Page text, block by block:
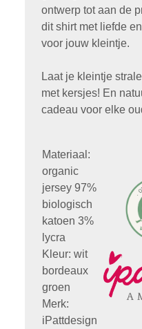
ontwerp tot aan de
dit shirt met liefde
voor jouw kleintje.
Laat je kleintje
met kersjes! En
cadeau voor elke
Materiaal:
organic
jersey 97%
biologisch
katoen 3%
lycra
Kleur: wit
bordeaux
groen
Merk:
iPattdesign